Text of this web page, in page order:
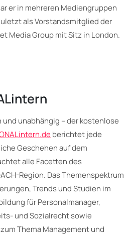
er in mehreren Mediengruppen
als Vorstandsmitglied der
Media Group mit Sitz in London.
unabhängig – der kostenlose
berichtet jede
Geschehen auf dem
alle Facetten des
Region. Das Themenspektrum
Trends und Studien im
für Personalmanager,
und Sozialrecht sowie
Thema Management und